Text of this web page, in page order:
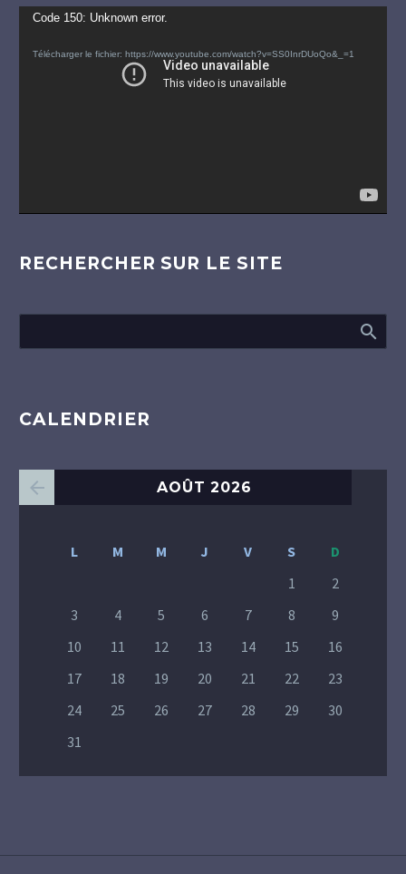
Lecteur
Code 150: Unknown error.
Télécharger le fichier: https://www.youtube.com/watch?v=SS0InrDUoQo&_=1
RECHERCHER SUR LE SITE
CALENDRIER
AOÛT 2026
L M M J V S
D
1
2
3
4 5 6 7 8
9
10
11 12 13 14 15
16
17
18 19 20 21 22
23
24
25 26 27 28 29
30
31